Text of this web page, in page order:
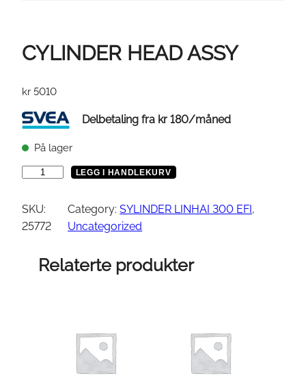
CYLINDER HEAD ASSY
kr 5010
Delbetaling fra kr 180/måned
På lager
L
I
LEGG I HANDLEKURV
SKU:
25772
Category:SYLINDER LINHAI 300 EFI
Uncategorized
Relaterte produkter